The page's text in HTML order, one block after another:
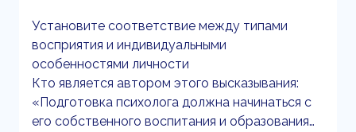
Установите соответствие между типами
восприятия и индивидуальными
особенностями личности
Кто является автором этого высказывания:
«Подготовка психолога должна начинаться с
его собственного воспитания и образования…